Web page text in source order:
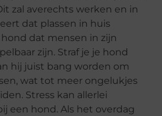
zal averechts werken en in
dat plassen in huis
dat mensen in zijn
zijn. Straf je je hond
hij juist bang worden om
wat tot meer ongelukjes
Stress kan allerlei
een hond. Als het overdag